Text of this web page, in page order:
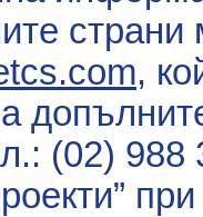
,
(02)